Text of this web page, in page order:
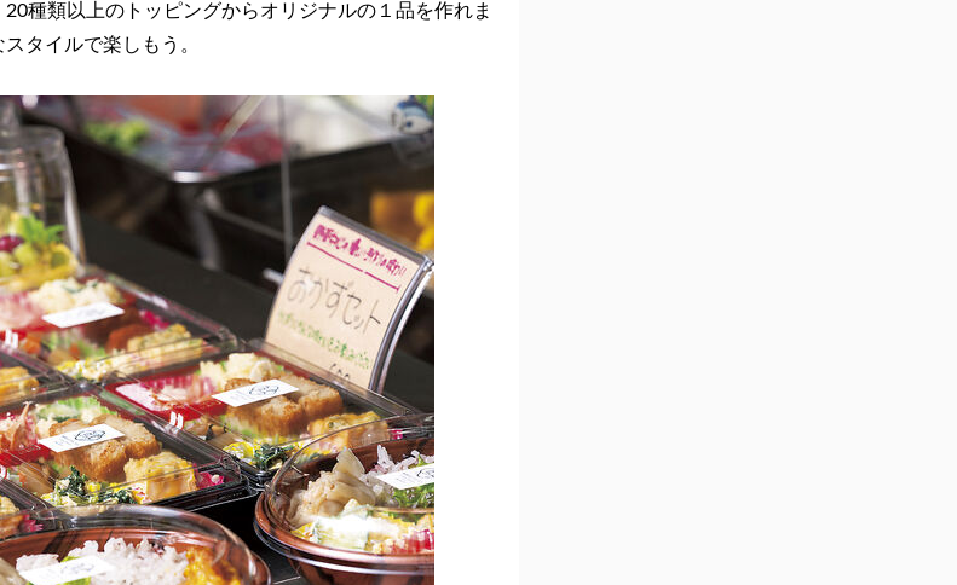
種類以上のトッピングからオリジナルの１品を作れま
タイルで楽しもう。